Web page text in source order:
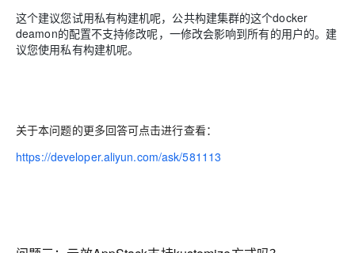
这个建议您试用私有构建机呢，公共构建集群的这个docker
deamon的配置不支持修改呢，一修改会影响到所有的用户的。建
议您使用私有构建机呢。
关于本问题的更多回答可点击进行查看：
https://developer.aliyun.com/ask/581113